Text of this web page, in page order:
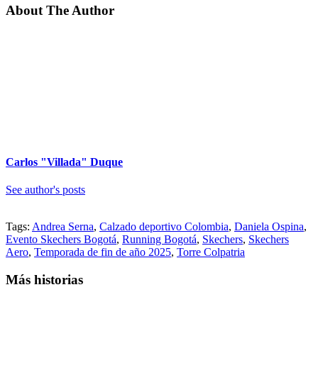
About The Author
Carlos "Villada" Duque
See author's posts
Tags: Andrea Serna, Calzado deportivo Colombia, Daniela Ospina,
Evento Skechers Bogotá, Running Bogotá, Skechers, Skechers
Aero, Temporada de fin de año 2025, Torre Colpatria
Más historias